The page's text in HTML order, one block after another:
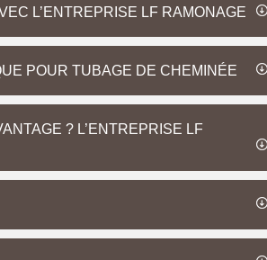
L’ENTREPRISE LF RAMONAGE
POUR TUBAGE DE CHEMINÉE
? L’ENTREPRISE LF